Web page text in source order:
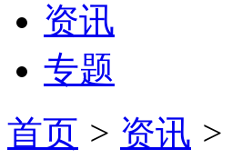
资讯
专题
首页 > 资讯 >